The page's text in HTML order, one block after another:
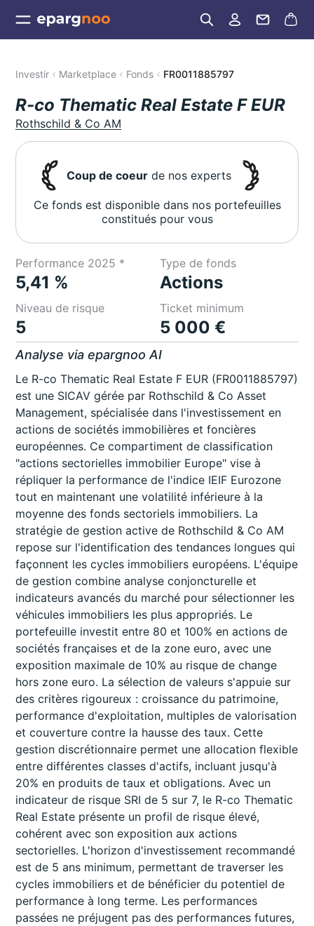
Investir Marketplace Fonds FR0011885797
R-co Thematic Real Estate F EUR
Rothschild & Co AM
Coup de coeur de nos experts
Ce fonds est disponible dans nos portefeuilles
constitués pour vous
Performance 2025 *
5,41 %
Type de fonds
Actions
Niveau de risque
5
Ticket minimum
5 000 €
Analyse via epargnoo AI
Le R-co Thematic Real Estate F EUR (FR0011885797)
est une SICAV gérée par Rothschild & Co Asset
Management, spécialisée dans l'investissement en
actions de sociétés immobilières et foncières
européennes. Ce compartiment de classification
"actions sectorielles immobilier Europe" vise à
répliquer la performance de l'indice IEIF Eurozone
tout en maintenant une volatilité inférieure à la
moyenne des fonds sectoriels immobiliers. La
stratégie de gestion active de Rothschild & Co AM
repose sur l'identification des tendances longues qui
façonnent les cycles immobiliers européens. L'équipe
de gestion combine analyse conjoncturelle et
indicateurs avancés du marché pour sélectionner les
véhicules immobiliers les plus appropriés. Le
portefeuille investit entre 80 et 100% en actions de
sociétés françaises et de la zone euro, avec une
exposition maximale de 10% au risque de change
hors zone euro. La sélection de valeurs s'appuie sur
des critères rigoureux : croissance du patrimoine,
performance d'exploitation, multiples de valorisation
et couverture contre la hausse des taux. Cette
gestion discrétionnaire permet une allocation flexible
entre différentes classes d'actifs, incluant jusqu'à
20% en produits de taux et obligations. Avec un
indicateur de risque SRI de 5 sur 7, le R-co Thematic
Real Estate présente un profil de risque élevé,
cohérent avec son exposition aux actions
sectorielles. L'horizon d'investissement recommandé
est de 5 ans minimum, permettant de traverser les
cycles immobiliers et de bénéficier du potentiel de
performance à long terme. Les performances
passées ne préjugent pas des performances futures,